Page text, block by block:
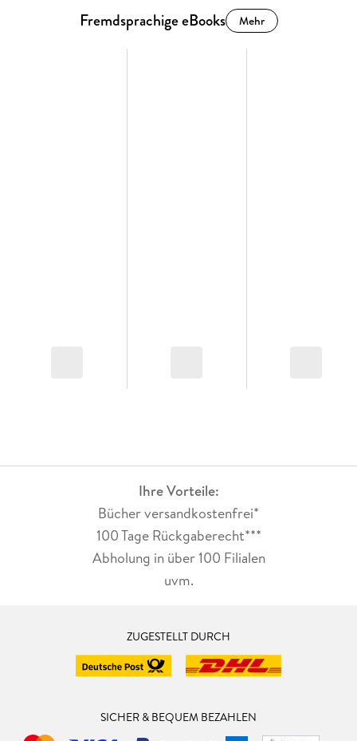
Fremdsprachige eBooks Mehr
Ihre Vorteile:
Bücher versandkostenfrei*
100 Tage Rückgaberecht***
Abholung in über 100 Filialen
uvm.
ZUGESTELLT DURCH
SICHER & BEQUEM BEZAHLEN